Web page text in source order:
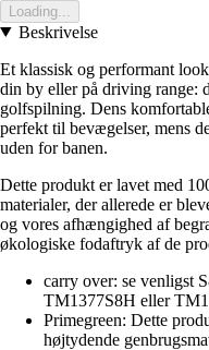
Loading...
Beskrivelse
Et klassisk og performant
din by eller på driving range:
golfspilning. Dens
perfekt til bevægelser, mens
uden for banen.
Dette produkt er lavet med
materialer, der allerede er
og vores afhængighed af
økologiske fodaftryk af de
carry over: se venligst
TM1377S8H eller
Primegreen: Dette
højtydende